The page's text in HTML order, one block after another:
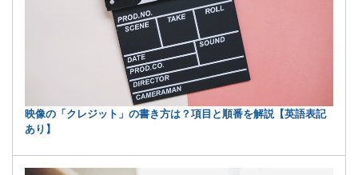
映像の「クレジット」の書き方は？項目と順番を解説【英語表記
あり】